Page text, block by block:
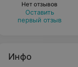
Нет отзывов
Оставить
первый отзыв
Инфо